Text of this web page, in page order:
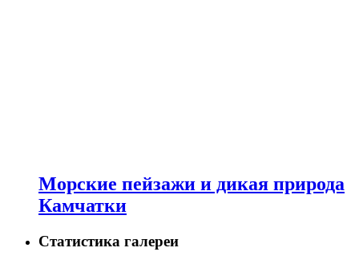
Морские пейзажи и дикая природа
Камчатки
Статистика галереи